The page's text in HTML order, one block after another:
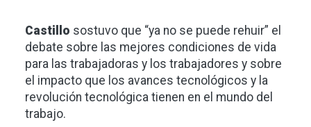
Castillo sostuvo que “ya no se puede rehuir” el
debate sobre las mejores condiciones de vida
para las trabajadoras y los trabajadores y sobre
el impacto que los avances tecnológicos y la
revolución tecnológica tienen en el mundo del
trabajo.